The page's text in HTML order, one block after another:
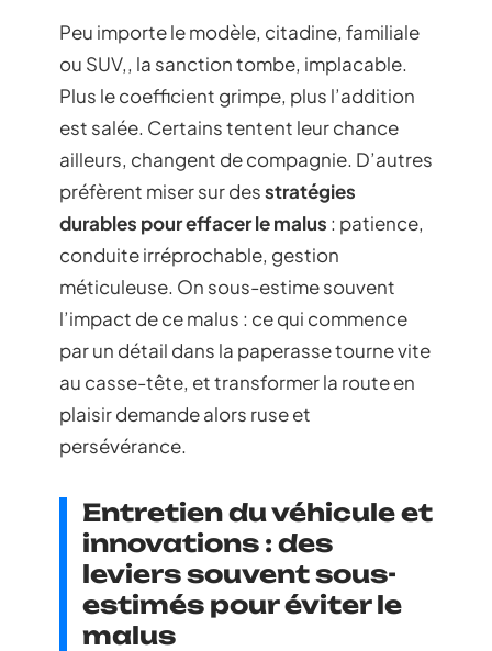
Peu importe le modèle, citadine, familiale
ou SUV,, la sanction tombe, implacable.
Plus le coefficient grimpe, plus l’addition
est salée. Certains tentent leur chance
ailleurs, changent de compagnie. D’autres
préfèrent miser sur desstratégies
durables pour effacer le malus : patience,
conduite irréprochable, gestion
méticuleuse. On sous-estime souvent
l’impact de ce malus : ce qui commence
par un détail dans la paperasse tourne vite
au casse-tête, et transformer la route en
plaisir demande alors ruse et
persévérance.
Entretien du véhicule et
innovations : des
leviers souvent sous-
estimés pour éviter le
malus